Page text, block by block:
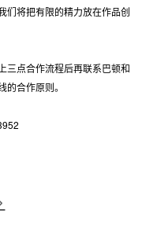
们将把有限的精力放在作品创
三点合作流程后再联系巴顿和
的合作原则。